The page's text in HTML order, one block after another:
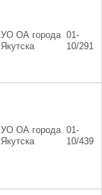
УО ОА города
Якутска
01-
10/291
УО ОА города
Якутска
01-
10/439